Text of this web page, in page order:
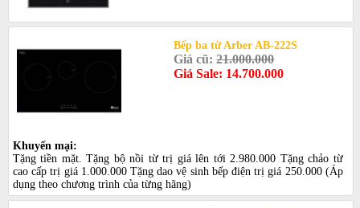
Bếp ba từ Arber AB-222S
Giá cũ:21.000.000
Giá Sale: 14.700.000
Khuyến mại:
Tặng tiền mặt. Tặng bộ nồi từ trị giá lên tới 2.980.000 Tặng chảo từ
cao cấp trị giá 1.000.000 Tặng dao vệ sinh bếp điện trị giá 250.000 (Áp
dụng theo chương trình của từng hãng)